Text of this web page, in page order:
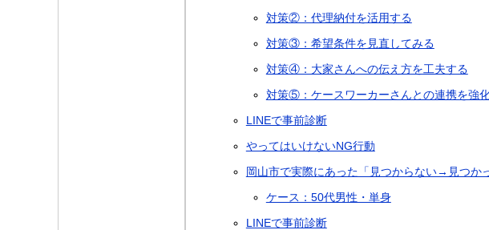
対策②：代理納付を活用する
対策③：希望条件を見直してみる
対策④：大家さんへの伝え方を工夫する
対策⑤：ケースワーカーさんとの連携を強
LINEで事前診断
やってはいけないNG行動
岡山市で実際にあった「見つからない→見つか
ケース：50代男性・単身
LINEで事前診断